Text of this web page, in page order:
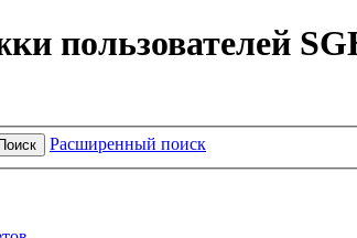
пользователей
Поиск Расширенный поиск